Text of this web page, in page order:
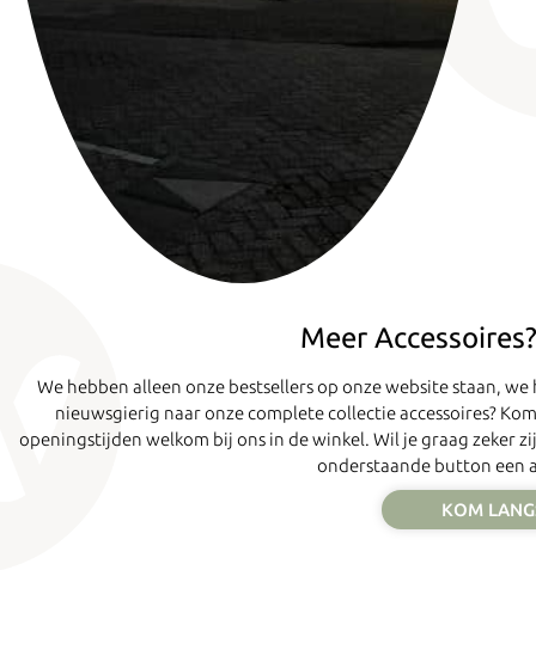
Meer
We hebben alleen onze bestsellers op onze website staan,
nieuwsgierig naar onze complete collectie accessoires?
openingstijden welkom bij ons in de winkel. Wil je graag zeker
onderstaande button een
KOM